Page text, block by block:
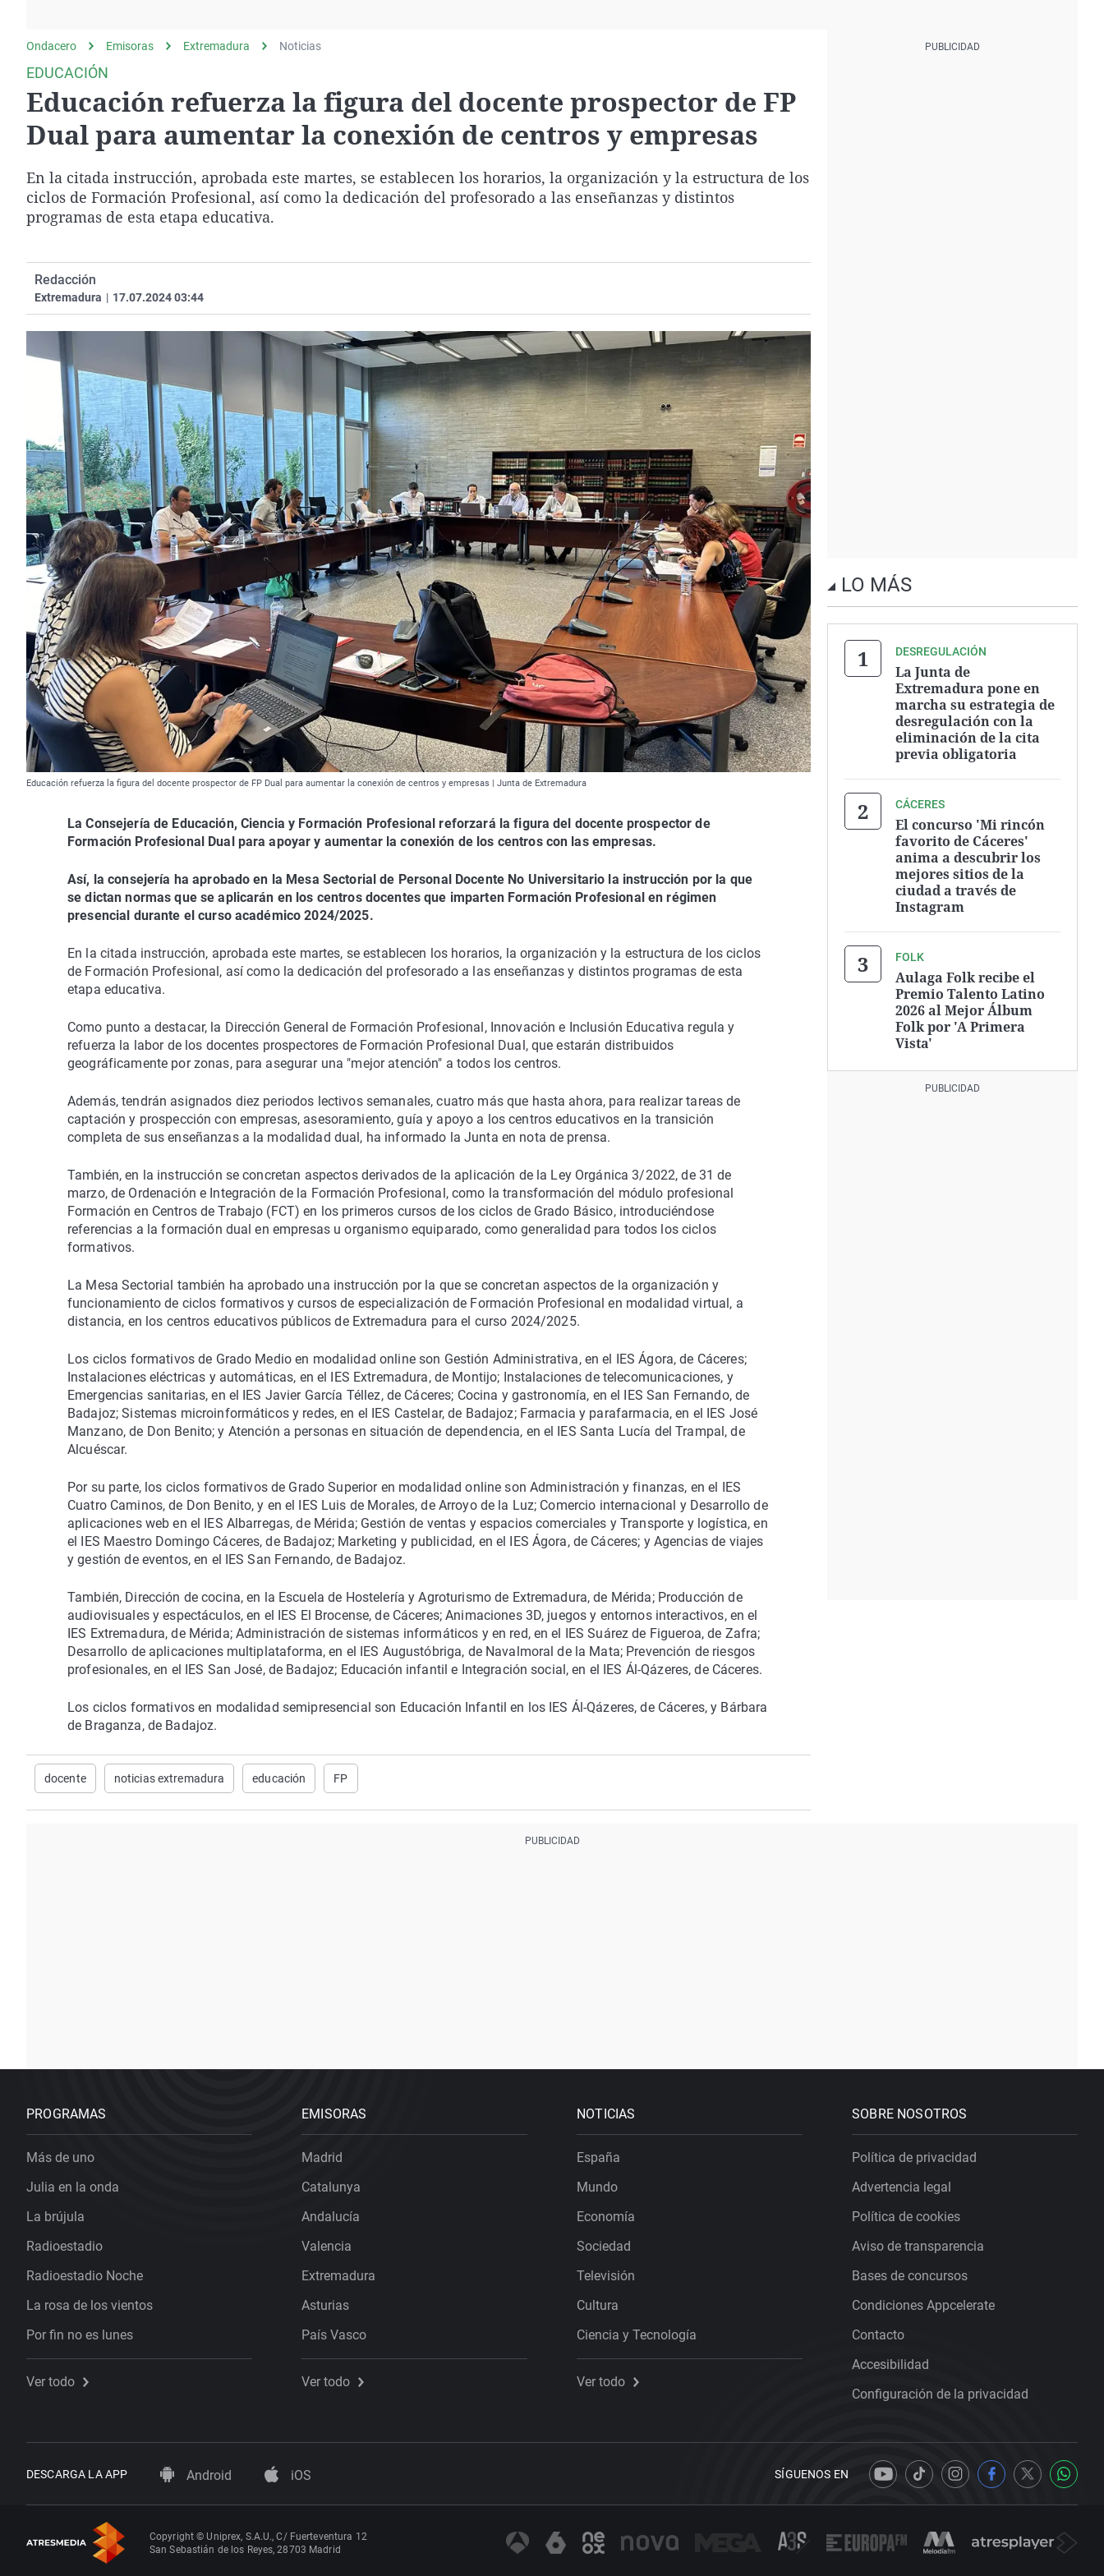
Operación Viuda
Negra
Navarra
Ondacero Emisoras Extremadura Noticias
EDUCACIÓN
Educación refuerza la figura del docente prospector de FP
Dual para aumentar la conexión de centros y empresas
En la citada instrucción, aprobada este martes, se establecen los horarios, la organización y la estructura de los
ciclos de Formación Profesional, así como la dedicación del profesorado a las enseñanzas y distintos
programas de esta etapa educativa.
Redacción
Extremadura | 17.07.2024 03:44
Educación refuerza la figura del docente prospector de FP Dual para aumentar la conexión de centros y empresas | Junta de Extremadura
La Consejería de Educación, Ciencia y Formación Profesional reforzará la figura del docente prospector de
Formación Profesional Dual para apoyar y aumentar la conexión de los centros con las empresas.
Así, la consejería ha aprobado en la Mesa Sectorial de Personal Docente No Universitario la instrucción por la que
se dictan normas que se aplicarán en los centros docentes que imparten Formación Profesional en régimen
presencial durante el curso académico 2024/2025.
En la citada instrucción, aprobada este martes, se establecen los horarios, la organización y la estructura de los ciclos
de Formación Profesional, así como la dedicación del profesorado a las enseñanzas y distintos programas de esta
etapa educativa.
Como punto a destacar, la Dirección General de Formación Profesional, Innovación e Inclusión Educativa regula y
refuerza la labor de los docentes prospectores de Formación Profesional Dual, que estarán distribuidos
geográficamente por zonas, para asegurar una "mejor atención" a todos los centros.
Además, tendrán asignados diez periodos lectivos semanales, cuatro más que hasta ahora, para realizar tareas de
captación y prospección con empresas, asesoramiento, guía y apoyo a los centros educativos en la transición
completa de sus enseñanzas a la modalidad dual, ha informado la Junta en nota de prensa.
También, en la instrucción se concretan aspectos derivados de la aplicación de la Ley Orgánica 3/2022, de 31 de
marzo, de Ordenación e Integración de la Formación Profesional, como la transformación del módulo profesional
Formación en Centros de Trabajo (FCT) en los primeros cursos de los ciclos de Grado Básico, introduciéndose
referencias a la formación dual en empresas u organismo equiparado, como generalidad para todos los ciclos
formativos.
La Mesa Sectorial también ha aprobado una instrucción por la que se concretan aspectos de la organización y
funcionamiento de ciclos formativos y cursos de especialización de Formación Profesional en modalidad virtual, a
distancia, en los centros educativos públicos de Extremadura para el curso 2024/2025.
Los ciclos formativos de Grado Medio en modalidad online son Gestión Administrativa, en el IES Ágora, de Cáceres;
Instalaciones eléctricas y automáticas, en el IES Extremadura, de Montijo; Instalaciones de telecomunicaciones, y
Emergencias sanitarias, en el IES Javier García Téllez, de Cáceres; Cocina y gastronomía, en el IES San Fernando, de
Badajoz; Sistemas microinformáticos y redes, en el IES Castelar, de Badajoz; Farmacia y parafarmacia, en el IES José
Manzano, de Don Benito; y Atención a personas en situación de dependencia, en el IES Santa Lucía del Trampal, de
Alcuéscar.
Por su parte, los ciclos formativos de Grado Superior en modalidad online son Administración y finanzas, en el IES
Cuatro Caminos, de Don Benito, y en el IES Luis de Morales, de Arroyo de la Luz; Comercio internacional y Desarrollo de
aplicaciones web en el IES Albarregas, de Mérida; Gestión de ventas y espacios comerciales y Transporte y logística, en
el IES Maestro Domingo Cáceres, de Badajoz; Marketing y publicidad, en el IES Ágora, de Cáceres; y Agencias de viajes
y gestión de eventos, en el IES San Fernando, de Badajoz.
También, Dirección de cocina, en la Escuela de Hostelería y Agroturismo de Extremadura, de Mérida; Producción de
audiovisuales y espectáculos, en el IES El Brocense, de Cáceres; Animaciones 3D, juegos y entornos interactivos, en el
IES Extremadura, de Mérida; Administración de sistemas informáticos y en red, en el IES Suárez de Figueroa, de Zafra;
Desarrollo de aplicaciones multiplataforma, en el IES Augustóbriga, de Navalmoral de la Mata; Prevención de riesgos
profesionales, en el IES San José, de Badajoz; Educación infantil e Integración social, en el IES Ál-Qázeres, de Cáceres.
Los ciclos formativos en modalidad semipresencial son Educación Infantil en los IES Ál-Qázeres, de Cáceres, y Bárbara
de Braganza, de Badajoz.
docente noticias extremadura educación FP
LO MÁS
DESREGULACIÓN
La Junta de
Extremadura pone en
marcha su estrategia de
desregulación con la
eliminación de la cita
previa obligatoria
CÁCERES
El concurso 'Mi rincón
favorito de Cáceres'
anima a descubrir los
mejores sitios de la
ciudad a través de
Instagram
FOLK
Aulaga Folk recibe el
Premio Talento Latino
2026 al Mejor Álbum
Folk por 'A Primera
Vista'
PROGRAMAS
Más de uno
Julia en la onda
La brújula
Radioestadio
Radioestadio Noche
La rosa de los vientos
Por fin no es lunes
Ver todo
EMISORAS
Madrid
Catalunya
Andalucía
Valencia
Extremadura
Asturias
País Vasco
Ver todo
NOTICIAS
España
Mundo
Economía
Sociedad
Televisión
Cultura
Ciencia y Tecnología
Ver todo
SOBRE NOSOTROS
Política de privacidad
Advertencia legal
Política de cookies
Aviso de transparencia
Bases de concursos
Condiciones Appcelerate
Contacto
Accesibilidad
Configuración de la privacidad
DESCARGA LA APP Android iOS SÍGUENOS EN
Copyright © Uniprex, S.A.U., C/ Fuerteventura 12
San Sebastián de los Reyes, 28703 Madrid